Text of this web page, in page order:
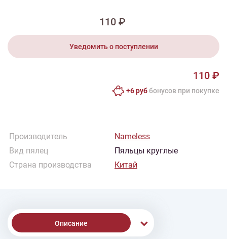
110 ₽
Уведомить о поступлении
110 ₽
+6 руббонусов при покупке
Производитель
Nameless
Вид пялец
Пяльцы круглые
Страна производства
Китай
Описание